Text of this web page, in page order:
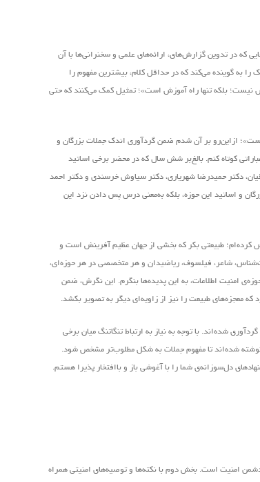
که در تدوین گزارش‌های، ارائه‌های علمی و سخنرانی‌ها با آن
به گوینده‌ می‌کند که در حداقل کلام، بیشترین مفهوم را
نیست؛ بلکه تنها راه آموزش است»؛ تمثیل کمک می‌کنند که حتی
ازاین‌رو بر آن شدم ضمن گردآوری اندک جملات بزرگان و
کوتاه کنم. بالغ‌بر شش سال که در محضر برخی اساتید
دکتر حمیدرضا شهریاری، دکتر سیاوش خرسندی و دکتر احمد
و اساتید این حوزه، بلکه به‌معنی درس پس دادن نزد این
کرده‌ام؛ طبیعتی بکر که بخشی از جهان عظیم آفرینش است و
شاعر، فیلسوف، ریاضیدان و هر متخصصی در هر حوزه‌ای،
امنیت اطلاعات، به این پدیده‌ها بنگرم. این نگرش، ضمن
که معجزه‌های طبیعت را نیز از زاویه‌ای دیگر به تصویر بکشد.
شده‌اند. با توجه به نیاز به ارتباط تنگاتنگ میان برخی
نوشته شده‌اند تا مفهوم جملات به شکل مطلوب‌تر مشخص شود.
د‌ل‌سوزانه‌ی شما را با آغوشی باز و باافتخار پذیرا هستم.
امنیت است. بخش دوم با نکته‌ها و توصیه‌های امنیتی همراه